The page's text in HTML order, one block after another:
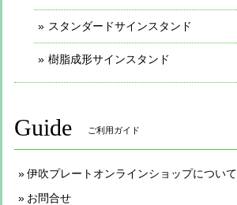
スタンダードサインスタンド
樹脂成形サインスタンド
Guide ご利用ガイド
伊吹プレートオンラインショップについて
お問合せ